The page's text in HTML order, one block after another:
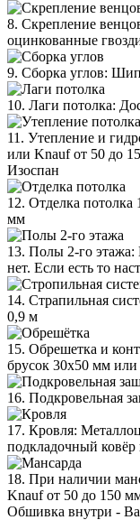
8. Скрепление
оцинкованные
9. Сборка углов:
10. Лаги потолка:
11. Утепление и
или Knauf от 50 до
Изоспан
12. Отделка
мм
13. Полы 2-го этажа:
нет. Если есть то
14. Страпильная
0,9 м
15. Обрешетка и
брусок 30х50 мм
16. Подкровельная
17. Кровля:
подкладочный
18. При наличии
Knauf от 50 до 150
Обшивка внутри -